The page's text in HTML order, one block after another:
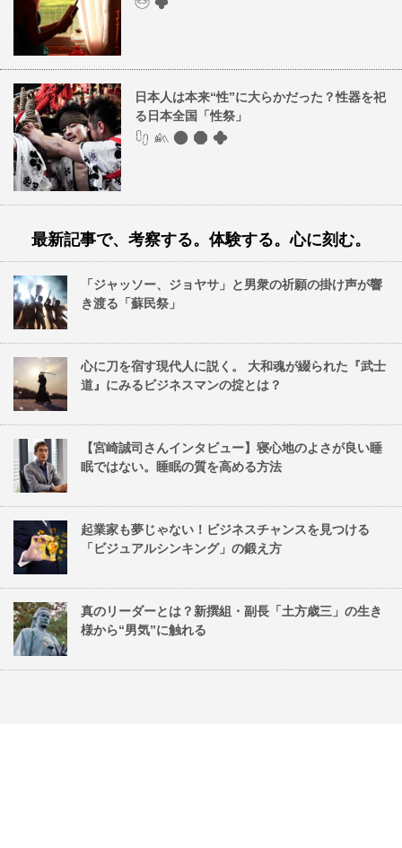
日本人は本来“性”に大らかだった？性器を祀
る日本全国「性祭」
最新記事で、考察する。体験する。心に刻む。
「ジャッソー、ジョヤサ」と男衆の祈願の掛け声が響
き渡る「蘇民祭」
心に刀を宿す現代人に説く。 大和魂が綴られた『武士
道』にみるビジネスマンの掟とは？
【宮崎誠司さんインタビュー】寝心地のよさが良い睡
眠ではない。睡眠の質を高める方法
起業家も夢じゃない！ビジネスチャンスを見つける
「ビジュアルシンキング」の鍛え方
真のリーダーとは？新撰組・副長「土方歳三」の生き
様から“男気”に触れる